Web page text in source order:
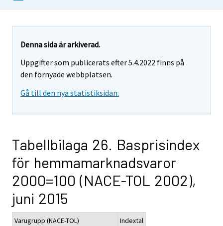
Denna sida är arkiverad.
Uppgifter som publicerats efter 5.4.2022 finns på
den förnyade webbplatsen.
Gå till den nya statistiksidan.
Tabellbilaga 26. Basprisindex
för hemmamarknadsvaror
2000=100 (NACE-TOL 2002),
juni 2015
Varugrupp (NACE-TOL)
Indextal